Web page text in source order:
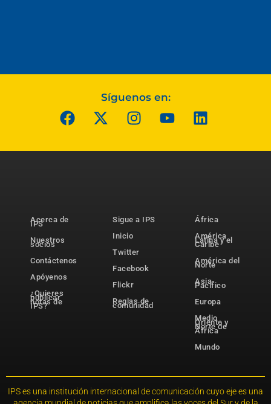
Síguenos en:
Acerca de
IPS
Nuestros
socios
Contáctenos
Apóyenos
¿Quieres
publicar
notas de
IPS?
Sigue a IPS
Inicio
Twitter
Facebook
Flickr
Reglas de
comunidad
África
América
Latina y el
Caribe
América del
Norte
Asia-
Pacífico
Europa
Medio
Oriente y
Norte de
África
Mundo
IPS es una institución internacional de comunicación cuyo eje es una